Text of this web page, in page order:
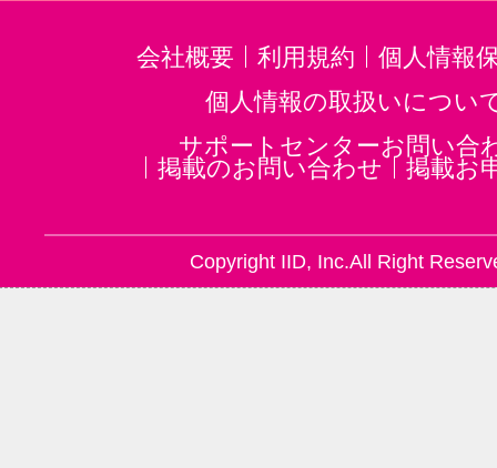
会社概要 利用規約
個人情報
個人情報の取扱いについ
サポートセンターお問い合
掲載のお問い合わせ
掲載お
Copyright IID, Inc.All Right